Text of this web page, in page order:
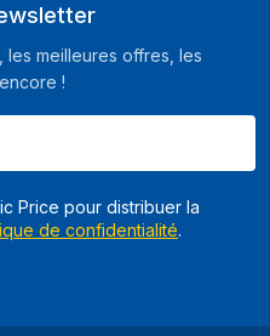
les meilleures offres, les
!
Price pour distribuer la
de confidentialité.